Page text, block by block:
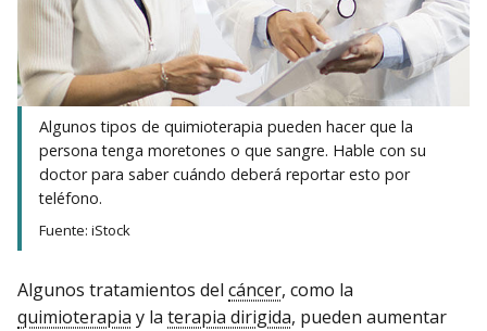
Algunos tipos de quimioterapia pueden hacer que la
persona tenga moretones o que sangre. Hable con su
doctor para saber cuándo deberá reportar esto por
teléfono.
Fuente: iStock
Algunos tratamientos del cáncer, como la
quimioterapia y la terapia dirigida, pueden aumentar